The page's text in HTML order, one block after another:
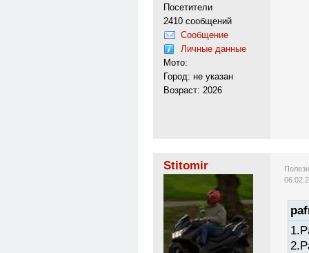
Посетители
2410 сообщений
Сообщение
Личные данные
Мото:
Город: не указан
Возраст: 2026
Stitomir